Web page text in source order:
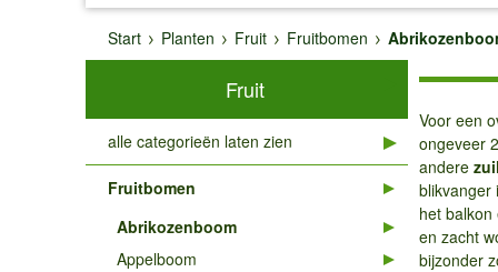
↓ ↓ ↓ ↓
Start
Planten Fruit Fruitbomen
Voor een
ongeveer
andere
blikvanger
het
en zacht
bijzonder
Fruit
alle categorieën laten zien
Fruitbomen
Abrikozenboom
Appelboom